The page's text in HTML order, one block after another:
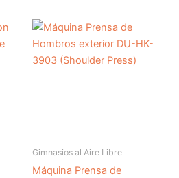
Gimnasios al Aire Libre
Máquina Prensa de